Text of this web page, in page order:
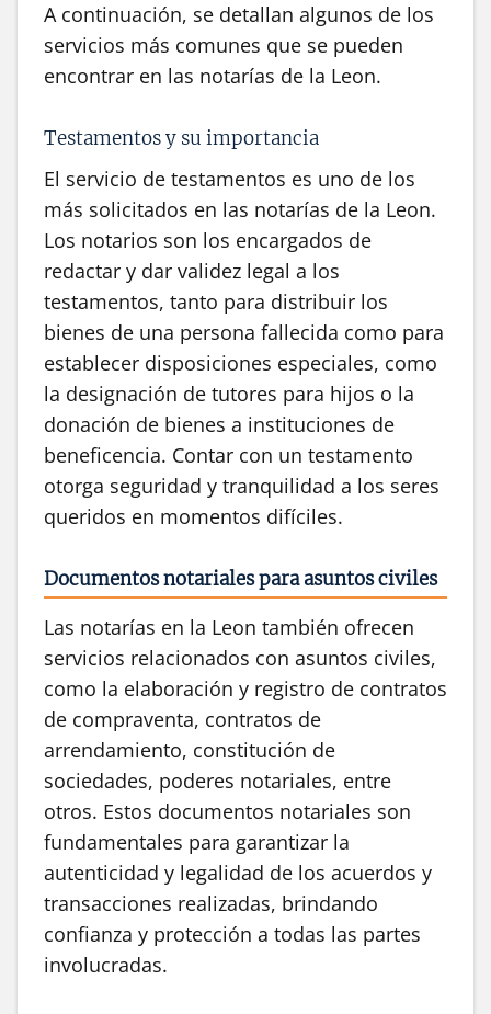
A continuación, se detallan algunos de los
servicios más comunes que se pueden
encontrar en las notarías de la Leon.
Testamentos y su importancia
El servicio de testamentos es uno de los
más solicitados en las notarías de la Leon.
Los notarios son los encargados de
redactar y dar validez legal a los
testamentos, tanto para distribuir los
bienes de una persona fallecida como para
establecer disposiciones especiales, como
la designación de tutores para hijos o la
donación de bienes a instituciones de
beneficencia. Contar con un testamento
otorga seguridad y tranquilidad a los seres
queridos en momentos difíciles.
Documentos notariales para asuntos civiles
Las notarías en la Leon también ofrecen
servicios relacionados con asuntos civiles,
como la elaboración y registro de contratos
de compraventa, contratos de
arrendamiento, constitución de
sociedades, poderes notariales, entre
otros. Estos documentos notariales son
fundamentales para garantizar la
autenticidad y legalidad de los acuerdos y
transacciones realizadas, brindando
confianza y protección a todas las partes
involucradas.